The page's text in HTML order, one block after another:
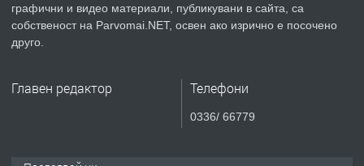
ПРЕДЛАГА Уроци по Математика
графични и видео материали, публикувани в сайта, са
собственост на Parvomai.NET, освен ако изрично е посочено
друго.
Главен редактор Телефони
0336/ 66779